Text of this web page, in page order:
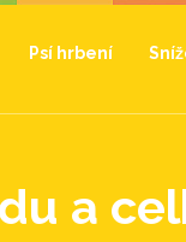
Psí hrbení
a